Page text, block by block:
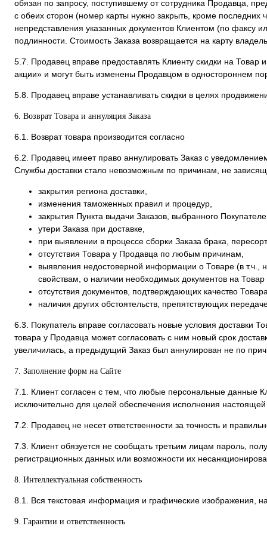
обязан по запросу, поступившему от сотрудника Продавца,
с обеих сторон (номер карты нужно закрыть, кроме
непредставления указанных документов Клиентом (по факсу
подлинности. Стоимость Заказа возвращается на карту
5.7. Продавец вправе предоставлять Клиенту скидки на
акции» и могут быть изменены Продавцом в одностороннем
5.8. Продавец вправе устанавливать скидки в целях
6. Возврат Товара и аннуляция Заказа
6.1. Возврат товара производится согласно
6.2. Продавец имеет право аннулировать Заказ с
Службы доставки стало невозможным по причинам, не
закрытия региона доставки,
изменения таможенных правил и процедур,
закрытия Пункта выдачи Заказов, выбранного
утери Заказа при доставке,
при выявлении в процессе сборки Заказа брака,
отсутствия Товара у Продавца по любым причинам,
выявления недостоверной информации о Товаре (в т.ч.,
свойствам, о наличии необходимых документов на Товар
отсутствия документов, подтверждающих качество
наличия других обстоятельств, препятствующих
6.3. Покупатель вправе согласовать новые условия доставки
товара у Продавца может согласовать с ним новый срок
увеличилась, а предыдущий Заказ был аннулирован не по
7. Заполнение форм на Сайте
7.1. Клиент согласен с тем, что любые персональные данные
исключительно для целей обеспечения исполнения
7.2. Продавец не несет ответственности за точность и
7.3. Клиент обязуется не сообщать третьим лицам пароль,
регистрационных данных или возможности их
8. Интеллектуальная собственность
8.1. Вся текстовая информация и графические изображения,
9. Гарантии и ответственность